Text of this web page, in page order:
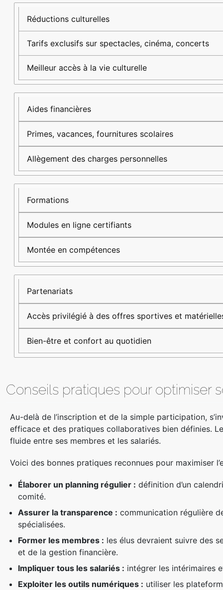
Type
d’avantage
Description
Impact
attendu
Réductions culturelles
Tarifs exclusifs sur spectacles, cinéma, concerts
Meilleur accès à la vie culturelle
Aides financières
Primes, vacances, fournitures scolaires
Allègement des charges personnelles
Formations
Modules en ligne certifiants
Montée en compétences
Partenariats
Accès privilégié à des offres sportives et
Bien-être et confort au quotidien
Conseils pratiques pour optimiser
Au-delà de l’inscription et de la simple participation,
efficace et des pratiques collaboratives bien définies.
fluide entre ses membres et les salariés.
Voici des bonnes pratiques reconnues pour maximiser
Élaborer un planning régulier : définition d’un
comité.
Assurer la transparence : communication régulière
spécialisées.
Former les membres : les élus devraient suivre des
et de la gestion financière.
Impliquer tous les salariés : intégrer les intérimaires
Exploiter les outils numériques : utiliser les